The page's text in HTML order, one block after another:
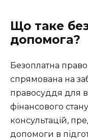
Що таке
допомога?
Безоплатна
спрямована на
правосуддя для
фінансового
консультацій,
допомоги в